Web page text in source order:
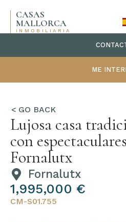
CASAS
MALLORCA
INMOBILIARIA
ME
Lujosa casa
con
Fornalutx
Fornalutx
1,995,000 €
CM-S01.755